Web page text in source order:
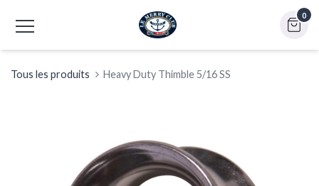
0
Tous les produits Heavy Duty Thimble 5/16 SS